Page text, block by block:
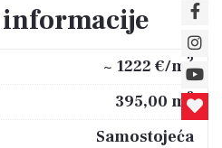
informacije
~ 1222 €/m2
395,00 m 2
Samostojeća